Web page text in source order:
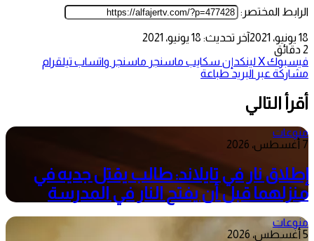
الرابط المختصر:
18 يونيو، 2021
آخر تحديث: 18 يونيو، 2021
2 دقائق
فيسبوك‫Xلينكدإن سكايب ماسنجر ماسنجر واتساب تيلقرام
مشاركة عبر البريد طباعة
أقرأ التالي
منوعات
7 أغسطس، 2026
إطلاق نار في تايلاند: طالب يقتل جديه في
منزلهما قبل أن يفتح النار في المدرسة
منوعات
5 أغسطس، 2026